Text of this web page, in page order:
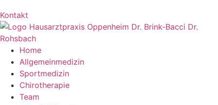
Kontakt
Home
Allgemeinmedizin
Sportmedizin
Chirotherapie
Team